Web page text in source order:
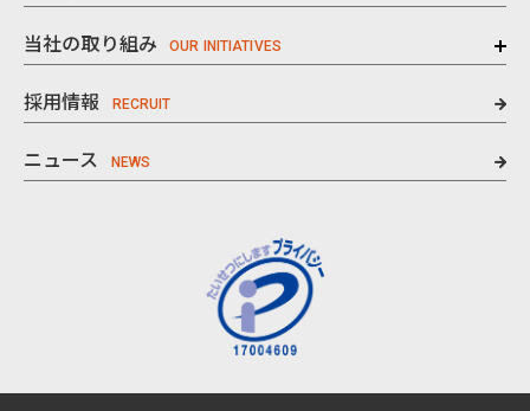
当社の取り組み
採用情報
ニュース